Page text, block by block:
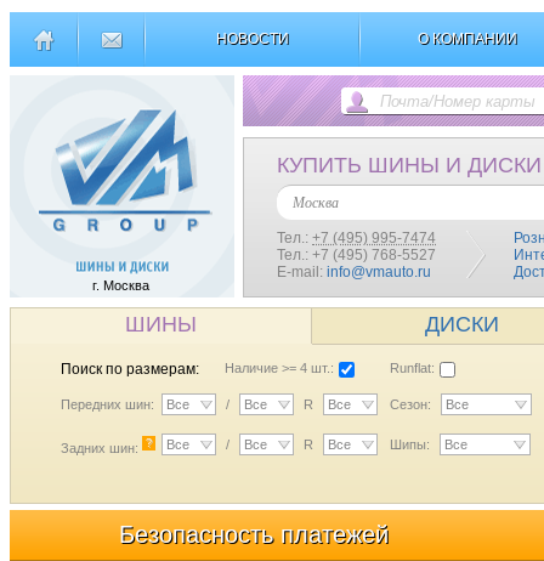
НОВОСТИ О КОМПАНИИ
г. Москва
КУПИТЬ ШИНЫ И ДИСКИ
Москва
Тел.: +7 (495) 995-7474
Тел.: +7 (495) 768-5527
E-mail: info@vmauto.ru
ШИНЫ ДИСКИ
Поиск по размерам: Наличие >= 4 шт.: Runflat:
Передних шин: Все / Все R Все Сезон: Все
Задних шин: ? Все / Все R Все Шипы: Все
Безопасность платежей